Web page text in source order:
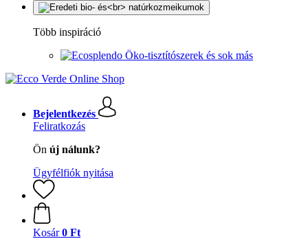
Több inspiráció
Öko-tisztítószerek és sok más
Bejelentkezés
Feliratkozás
Ön új nálunk?
Ügyfélfiók nyitása
Kosár 0 Ft